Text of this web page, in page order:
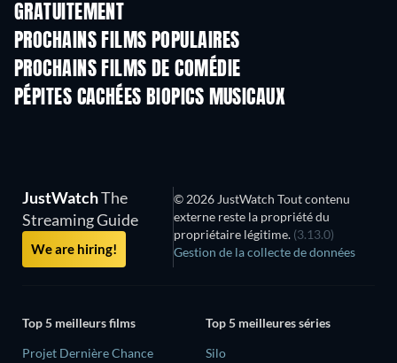
GRATUITEMENT
PROCHAINS FILMS POPULAIRES
PROCHAINS FILMS DE COMÉDIE
PÉPITES CACHÉES BIOPICS MUSICAUX
Série
JustWatchThe
Streaming Guide
We are hiring!
© 2026 JustWatch Tout contenu
externe reste la propriété du
propriétaire légitime. (3.13.0)
Gestion de la collecte de données
Top 5 meilleurs films
Projet Dernière Chance
Top 5 meilleures séries
Silo